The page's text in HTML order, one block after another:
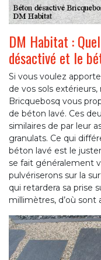
DM Habitat :
désactivé et le
Si vous voulez
de vos sols
Bricquebosq vous
de béton lavé. Ces
similaires de par leur
granulats. Ce qui
béton lavé est le
se fait généralement
pulvériserons sur la
qui retardera sa prise
millimètres, d’où